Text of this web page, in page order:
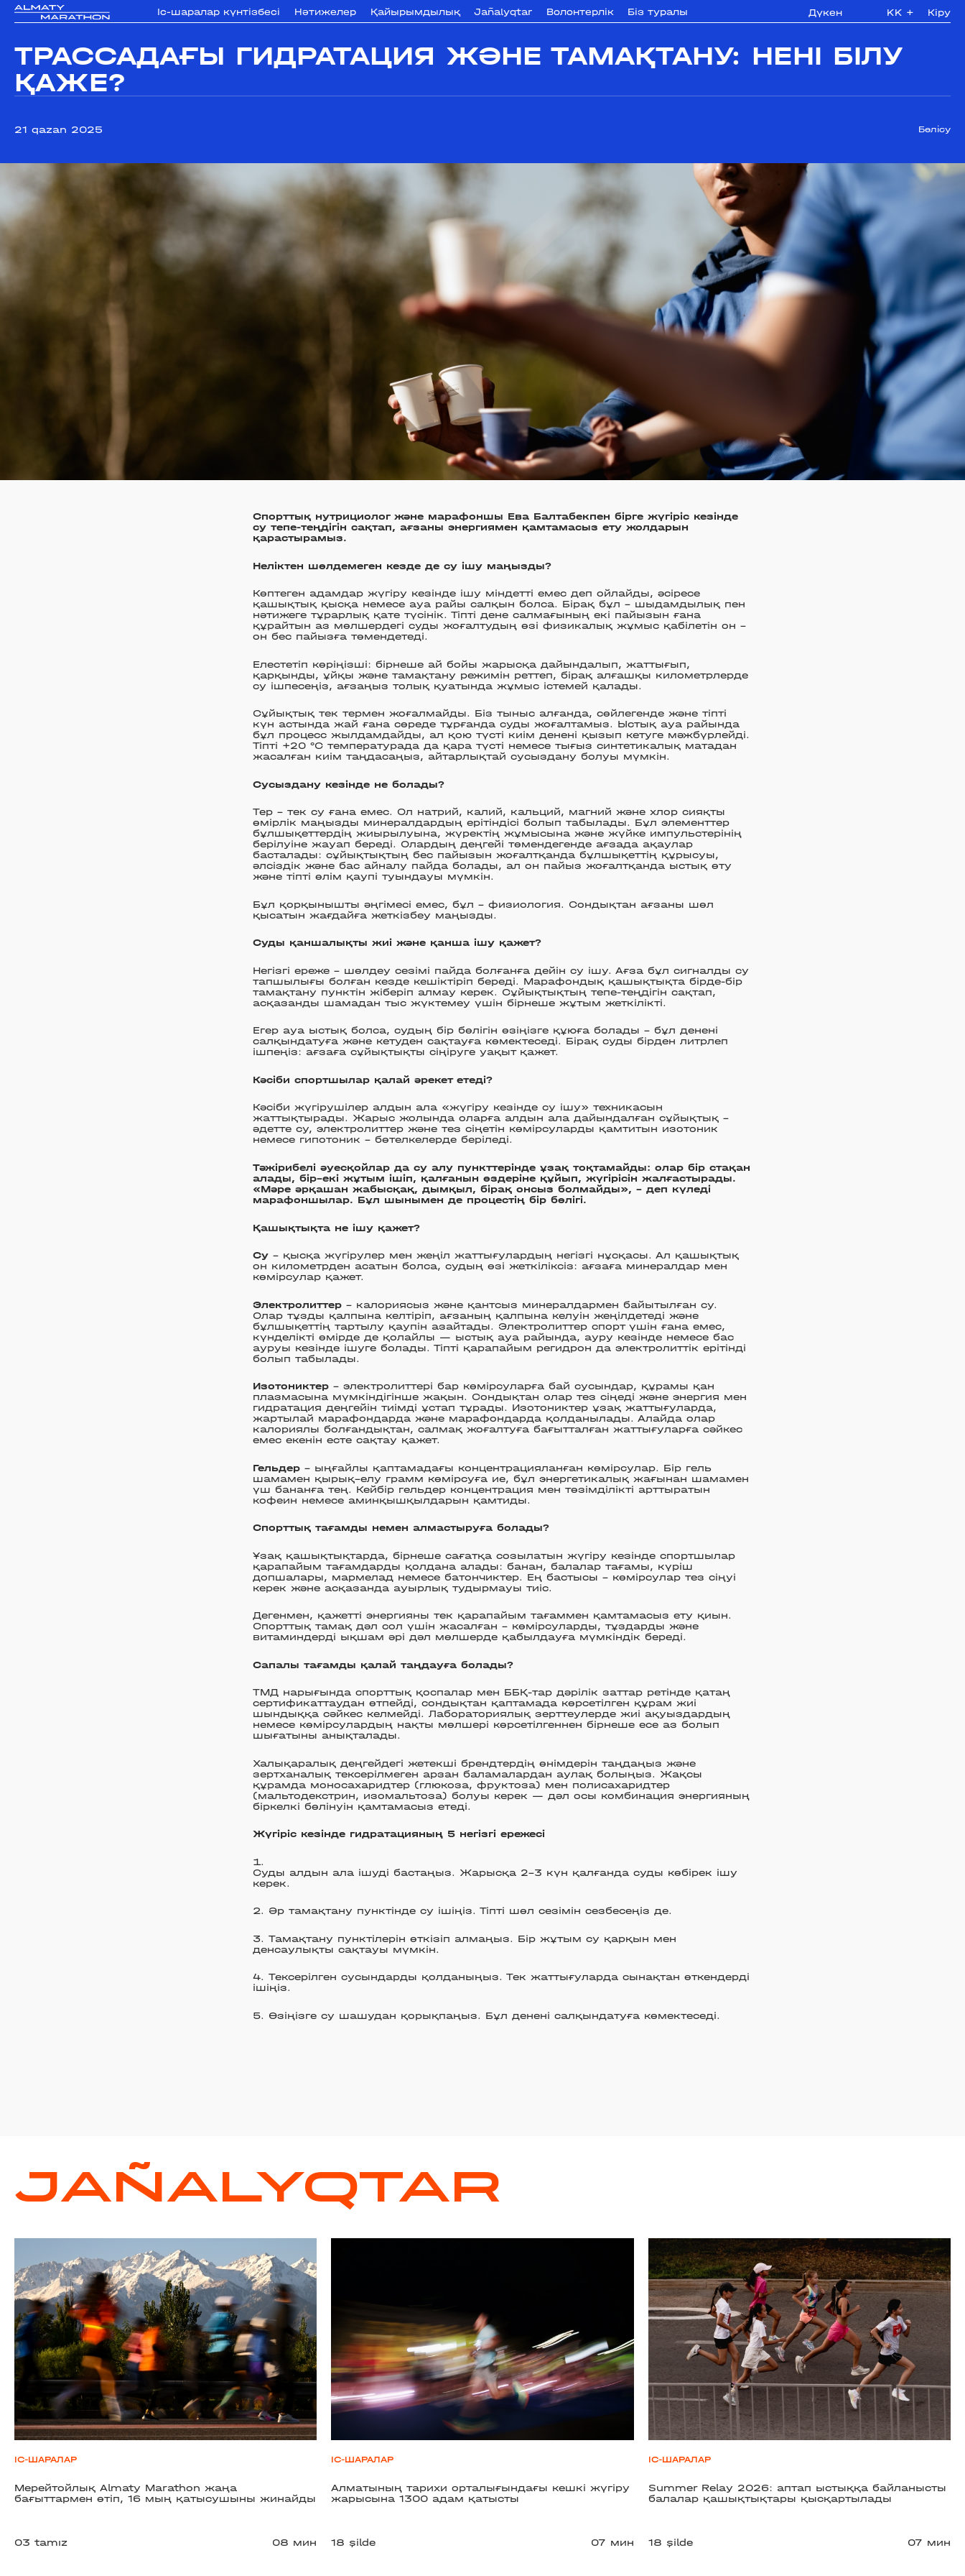
Iс-шаралар күнтізбесi Нәтижелер Қайырымдылық Jañalyqtar Волонтерлік Біз туралы Дүкен KK + Кіру
ТРАССАДАҒЫ ГИДРАТАЦИЯ ЖӘНЕ ТАМАҚТАНУ: НЕНІ БІЛУ
ҚАЖЕ?
21 qazan 2025 Бөлісу
Спорттық нутрициолог және марафоншы Ева Балтабекпен бірге жүгіріс кезінде
су тепе-теңдігін сақтап, ағзаны энергиямен қамтамасыз ету жолдарын
қарастырамыз.
Неліктен шөлдемеген кезде де су ішу маңызды?
Көптеген адамдар жүгіру кезінде ішу міндетті емес деп ойлайды, әсіресе
қашықтық қысқа немесе ауа райы салқын болса. Бірақ бұл – шыдамдылық пен
нәтижеге тұрарлық қате түсінік. Тіпті дене салмағының екі пайызын ғана
құрайтын аз мөлшердегі суды жоғалтудың өзі физикалық жұмыс қабілетін он –
он бес пайызға төмендетеді.
Елестетіп көріңізші: бірнеше ай бойы жарысқа дайындалып, жаттығып,
қарқынды, ұйқы және тамақтану режимін реттеп, бірақ алғашқы километрлерде
су ішпесеңіз, ағзаңыз толық қуатында жұмыс істемей қалады.
Сұйықтық тек термен жоғалмайды. Біз тыныс алғанда, сөйлегенде және тіпті
күн астында жай ғана сөреде тұрғанда суды жоғалтамыз. Ыстық ауа райында
бұл процесс жылдамдайды, ал қою түсті киім денені қызып кетуге мәжбүрлейді.
Тіпті +20 °C температурада да қара түсті немесе тығыз синтетикалық матадан
жасалған киім таңдасаңыз, айтарлықтай сусыздану болуы мүмкін.
Сусыздану кезінде не болады?
Тер – тек су ғана емес. Ол натрий, калий, кальций, магний және хлор сияқты
өмірлік маңызды минералдардың ерітіндісі болып табылады. Бұл элементтер
бұлшықеттердің жиырылуына, жүректің жұмысына және жүйке импульстерінің
берілуіне жауап береді. Олардың деңгейі төмендегенде ағзада ақаулар
басталады: сұйықтықтың бес пайызын жоғалтқанда бұлшықеттің құрысуы,
әлсіздік және бас айналу пайда болады, ал он пайыз жоғалтқанда ыстық өту
және тіпті өлім қаупі туындауы мүмкін.
Бұл қорқынышты әңгімесі емес, бұл – физиология. Сондықтан ағзаны шөл
қысатын жағдайға жеткізбеу маңызды.
Суды қаншалықты жиі және қанша ішу қажет?
Негізгі ереже – шөлдеу сезімі пайда болғанға дейін су ішу. Ағза бұл сигналды су
тапшылығы болған кезде кешіктіріп береді. Марафондық қашықтықта бірде-бір
тамақтану пунктін жіберіп алмау керек. Сұйықтықтың тепе-теңдігін сақтап,
асқазанды шамадан тыс жүктемеу үшін бірнеше жұтым жеткілікті.
Егер ауа ыстық болса, судың бір бөлігін өзіңізге құюға болады – бұл денені
салқындатуға және кетуден сақтауға көмектеседі. Бірақ суды бірден литрлеп
ішпеңіз: ағзаға сұйықтықты сіңіруге уақыт қажет.
Кәсіби спортшылар қалай әрекет етеді?
Кәсіби жүгірушілер алдын ала «жүгіру кезінде су ішу» техникасын
жаттықтырады. Жарыс жолында оларға алдын ала дайындалған сұйықтық –
әдетте су, электролиттер және тез сіңетін көмірсуларды қамтитын изотоник
немесе гипотоник – бөтелкелерде беріледі.
Тәжірибелі әуесқойлар да су алу пункттерінде ұзақ тоқтамайды: олар бір стақан
алады, бір–екі жұтым ішіп, қалғанын өздеріне құйып, жүгірісін жалғастырады.
«Мәре әрқашан жабысқақ, дымқыл, бірақ онсыз болмайды», – деп күледі
марафоншылар. Бұл шынымен де процестің бір бөлігі.
Қашықтықта не ішу қажет?
Су– қысқа жүгірулер мен жеңіл жаттығулардың негізгі нұсқасы. Ал қашықтық
он километрден асатын болса, судың өзі жеткіліксіз: ағзаға минералдар мен
көмірсулар қажет.
Электролиттер – калориясыз және қантсыз минералдармен байытылған су.
Олар тұзды қалпына келтіріп, ағзаның қалпына келуін жеңілдетеді және
бұлшықеттің тартылу қаупін азайтады. Электролиттер спорт үшін ғана емес,
күнделікті өмірде де қолайлы — ыстық ауа райында, ауру кезінде немесе бас
ауруы кезінде ішуге болады. Тіпті қарапайым регидрон да электролиттік ерітінді
болып табылады.
Изотониктер– электролиттері бар көмірсуларға бай сусындар, құрамы қан
плазмасына мүмкіндігінше жақын. Сондықтан олар тез сіңеді және энергия мен
гидратация деңгейін тиімді ұстап тұрады. Изотониктер ұзақ жаттығуларда,
жартылай марафондарда және марафондарда қолданылады. Алайда олар
калориялы болғандықтан, салмақ жоғалтуға бағытталған жаттығуларға сәйкес
емес екенін есте сақтау қажет.
Гельдер – ыңғайлы қаптамадағы концентрацияланған көмірсулар. Бір гель
шамамен қырық–елу грамм көмірсуға ие, бұл энергетикалық жағынан шамамен
үш бананға тең. Кейбір гельдер концентрация мен төзімділікті арттыратын
кофеин немесе аминқышқылдарын қамтиды.
Спорттық тағамды немен алмастыруға болады?
Ұзақ қашықтықтарда, бірнеше сағатқа созылатын жүгіру кезінде спортшылар
қарапайым тағамдарды қолдана алады: банан, балалар тағамы, күріш
допшалары, мармелад немесе батончиктер. Ең бастысы – көмірсулар тез сіңуі
керек және асқазанда ауырлық тудырмауы тиіс.
Дегенмен, қажетті энергияны тек қарапайым тағаммен қамтамасыз ету қиын.
Спорттық тамақ дәл сол үшін жасалған – көмірсуларды, тұздарды және
витаминдерді ықшам әрі дәл мөлшерде қабылдауға мүмкіндік береді.
Сапалы тағамды қалай таңдауға болады?
ТМД нарығында спорттық қоспалар мен ББҚ-тар дәрілік заттар ретінде қатаң
сертификаттаудан өтпейді, сондықтан қаптамада көрсетілген құрам жиі
шындыққа сәйкес келмейді. Лабораториялық зерттеулерде жиі ақуыздардың
немесе көмірсулардың нақты мөлшері көрсетілгеннен бірнеше есе аз болып
шығатыны анықталады.
Халықаралық деңгейдегі жетекші брендтердің өнімдерін таңдаңыз және
зертханалық тексерілмеген арзан баламалардан аулақ болыңыз. Жақсы
құрамда моносахаридтер (глюкоза, фруктоза) мен полисахаридтер
(мальтодекстрин, изомальтоза) болуы керек — дәл осы комбинация энергияның
біркелкі бөлінуін қамтамасыз етеді.
Жүгіріс кезінде гидратацияның 5 негізгі ережесі
Суды алдын ала ішуді бастаңыз. Жарысқа 2-3 күн қалғанда суды көбірек ішу
керек.
Әр тамақтану пунктінде су ішіңіз. Тіпті шөл сезімін сезбесеңіз де.
Тамақтану пунктілерін өткізіп алмаңыз. Бір жұтым су қарқын мен
денсаулықты сақтауы мүмкін.
Тексерілген сусындарды қолданыңыз. Тек жаттығуларда сынақтан өткендерді
ішіңіз.
Өзіңізге су шашудан қорықпаңыз. Бұл денені салқындатуға көмектеседі.
JAÑALYQTAR
ІС-ШАРАЛАР
Мерейтойлық Almaty Marathon жаңа
бағыттармен өтіп, 16 мың қатысушыны жинайды
03 tamız 08 мин
ІС-ШАРАЛАР
Алматының тарихи орталығындағы кешкі жүгіру
жарысына 1300 адам қатысты
18 şilde 07 мин
ІС-ШАРАЛАР
Summer Relay 2026: аптап ыстыққа байланысты
балалар қашықтықтары қысқартылады
18 şilde 07 мин